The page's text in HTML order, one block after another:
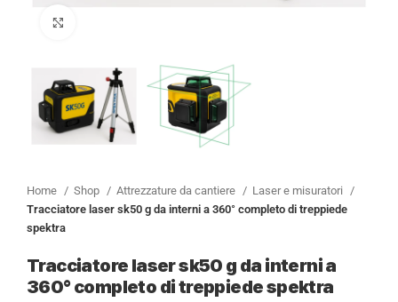
Home Shop Attrezzature da cantiere
Laser e misuratori
Tracciatore laser sk50 g da interni a 360° completo di treppiede
spektra
Tracciatore laser sk50 g da interni a
360° completo di treppiede spektra